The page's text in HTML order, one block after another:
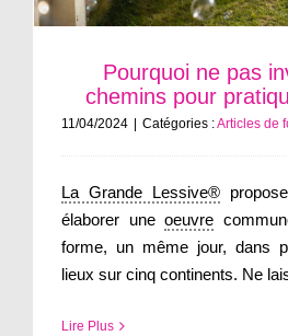
Pourquoi ne pas
chemins pour
11/04/2024 Catégories :Articles de
La Grande Lessive®
élaborer uneoeuvre
forme, un même jour, dans
lieux sur cinq continents. Ne
Lire Plus